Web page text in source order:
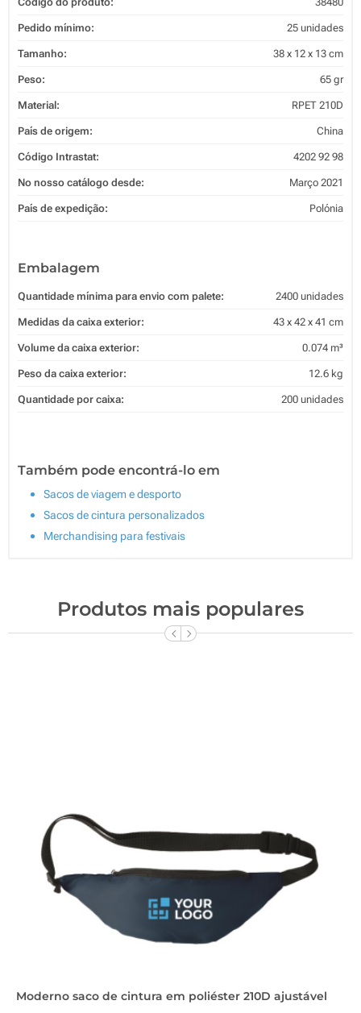
Pedido mínimo: 25 unidades
Tamanho: 38 x 12 x 13 cm
Peso: 65 gr
Material: RPET 210D
País de origem: China
Código Intrastat: 4202 92 98
No nosso catálogo desde: Março 2021
País de expedição: Polónia
Embalagem
Quantidade mínima para envio com palete: 2400 unidades
Medidas da caixa exterior: 43 x 42 x 41 cm
Volume da caixa exterior: 0.074 m³
Peso da caixa exterior: 12.6 kg
Quantidade por caixa: 200 unidades
Também pode encontrá-lo em
Sacos de viagem e desporto
Sacos de cintura personalizados
Merchandising para festivais
Produtos mais populares
Moderno saco de cintura em poliéster 210D ajustável